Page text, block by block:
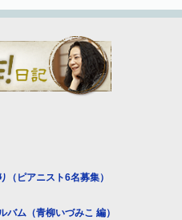
（ピアニスト6名募集）
バム（青柳いづみこ 編）